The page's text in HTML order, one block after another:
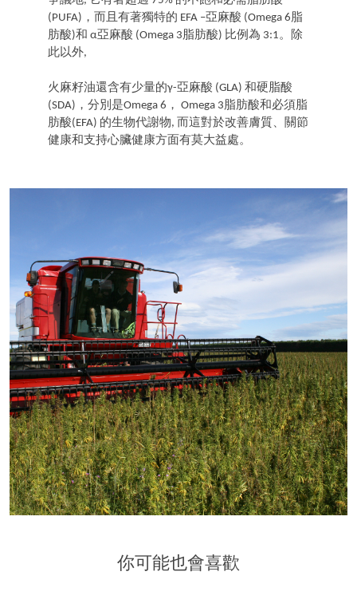
(PUFA)，而且有著獨特的 EFA –亞麻酸 (Omega 6脂
肪酸)和 α亞麻酸 (Omega 3脂肪酸) 比例為 3:1。除
此以外,
火麻籽油還含有少量的γ-亞麻酸 (GLA) 和硬脂酸
(SDA)，分別是Omega 6， Omega 3脂肪酸和必須脂
肪酸(EFA) 的生物代謝物, 而這對於改善膚質、關節
健康和支持心臟健康方面有莫大益處。
你可能也會喜歡